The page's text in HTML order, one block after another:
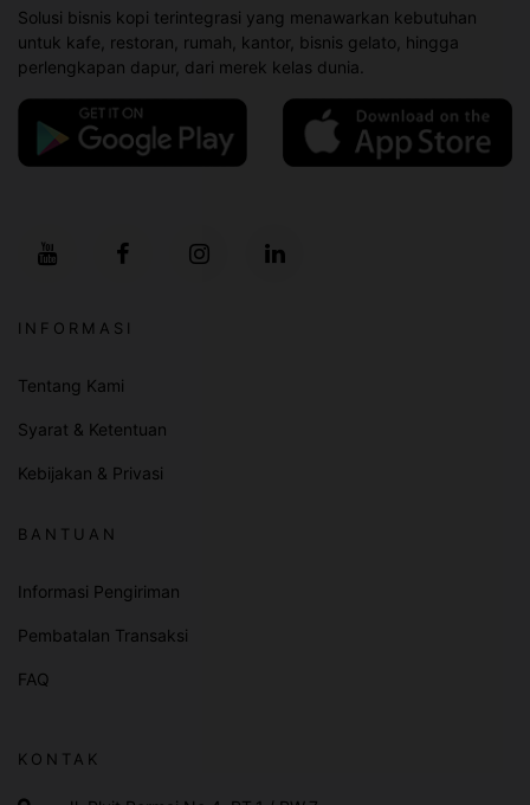
Solusi bisnis kopi terintegrasi yang menawarkan kebutuhan
untuk kafe, restoran, rumah, kantor, bisnis gelato, hingga
perlengkapan dapur, dari merek kelas dunia.
INFORMASI
Tentang Kami
Syarat & Ketentuan
Kebijakan & Privasi
BANTUAN
Informasi Pengiriman
Pembatalan Transaksi
FAQ
KONTAK